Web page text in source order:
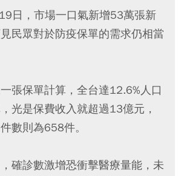
日，市場一口氣新增53萬張新
民眾對於防疫保單的需求仍相當
張保單計算，全台達12.6%人口
光是保費收入就超過13億元，
數則為658件。
確診數激增恐衝擊醫療量能，未